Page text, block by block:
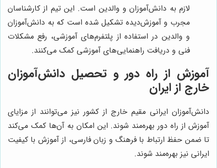
لازم به دانش‌آموزان و والدین است. این تیم از کارشناسان
مجرب و آموزش‌دیده تشکیل شده است که به دانش‌آموزان
و والدین در استفاده از پلتفرم‌های آموزشی، رفع مشکلات
فنی و دریافت راهنمایی‌های آموزشی کمک می‌کنند.
آموزش از راه دور و تحصیل دانش‌آموزان
خارج از ایران
دانش‌آموزان ایرانی مقیم خارج از کشور نیز می‌توانند از مزایای
آموزش از راه دور بهره‌مند شوند. این امکان به آن‌ها کمک می‌کند
تا ضمن حفظ ارتباط با فرهنگ و زبان فارسی، از آموزش با کیفیت
ایرانی نیز بهره‌مند شوند.